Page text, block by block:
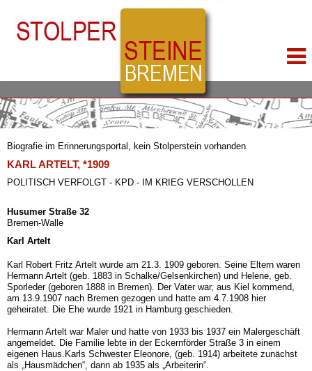
Biografie im Erinnerungsportal, kein Stolperstein vorhanden
KARL ARTELT, *1909
POLITISCH VERFOLGT - KPD - IM KRIEG VERSCHOLLEN
Husumer Straße 32
Bremen-Walle
Karl Artelt
Karl Robert Fritz Artelt wurde am 21.3. 1909 geboren. Seine Eltern waren
Hermann Artelt (geb. 1883 in Schalke/Gelsenkirchen) und Helene, geb.
Sporleder (geboren 1888 in Bremen). Der Vater war, aus Kiel kommend,
am 13.9.1907 nach Bremen gezogen und hatte am 4.7.1908 hier
geheiratet. Die Ehe wurde 1921 in Hamburg geschieden.
Hermann Artelt war Maler und hatte von 1933 bis 1937 ein Malergeschäft
angemeldet. Die Familie lebte in der Eckernförder Straße 3 in einem
eigenen Haus.Karls Schwester Eleonore, (geb. 1914) arbeitete zunächst
als „Hausmädchen“, dann ab 1935 als „Arbeiterin“.